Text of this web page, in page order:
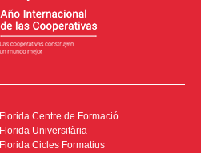
Florida Centre de Formació
Florida Universitària
Florida Cicles Formatius